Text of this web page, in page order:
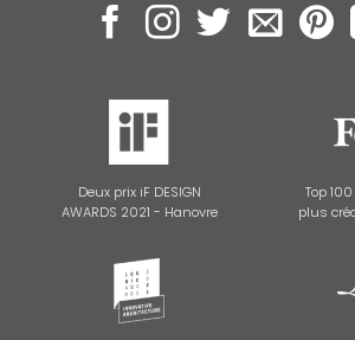
Deux prix iF DESIGN
AWARDS 2021 - Hanovre
Top
plus